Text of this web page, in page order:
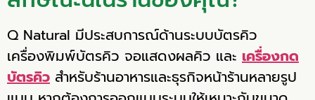
Q Natural มีประสบการณ์ด้านระบบบัตรคิว
เครื่องพิมพ์บัตรคิว จอแสดงผลคิว และ เครื่องกด
บัตรคิว สำหรับร้านอาหารและธุรกิจหน้าร้านหลายรูป